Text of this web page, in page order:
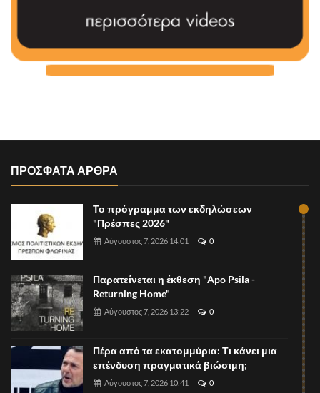
ΠΡΟΣΦΑΤΑ ΑΡΘΡΑ
Το πρόγραμμα των εκδηλώσεων
"Πρέσπες 2026"
Αύγουστος 7, 2026 14:01 0
Παρατείνεται η έκθεση "Apo Psila -
Returning Home"
Αύγουστος 7, 2026 13:22 0
Πέρα από τα εκατομμύρια: Τι κάνει μια
επένδυση πραγματικά βιώσιμη;
Αύγουστος 7, 2026 10:41 0